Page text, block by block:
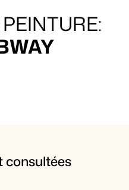
PEINTURE:
consultées